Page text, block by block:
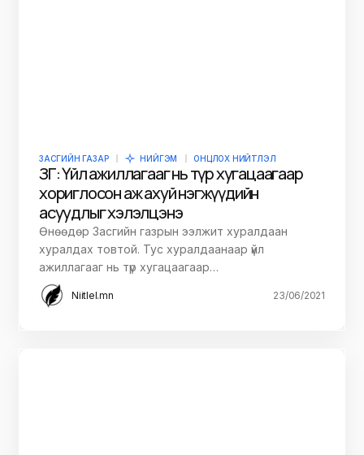
ЗАСГИЙН ГАЗАР НИЙГЭМ ОНЦЛОХ НИЙТЛЭЛ
ЗГ: Үйл ажиллагааг нь түр хугацаагаар
хориглосон аж ахуй нэгжүүдийн
асуудлыг хэлэлцэнэ
Өнөөдөр Засгийн газрын ээлжит хуралдаан
хуралдах товтой. Тус хуралдаанаар үйл
ажиллагааг нь түр хугацаагаар…
Niitlel.mn 23/06/2021